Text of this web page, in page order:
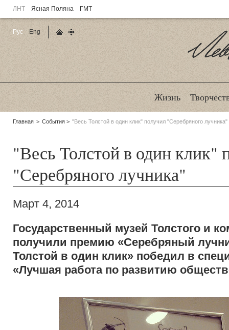
ЛНТ Ясная Поляна ГМТ
Жизнь
Родительские
Главная События "Весь Толстой в один клик" получил "Серебряного лучника"
"Весь Толстой в один клик"
"Серебряного лучника"
Март 4, 2014
Государственный музей Толстого и
получили премию «Серебряный
Толстой в один клик» победил в
«Лучшая работа по развитию
Рус
Eng